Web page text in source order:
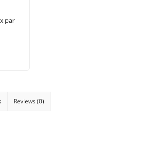
par
Reviews (0)